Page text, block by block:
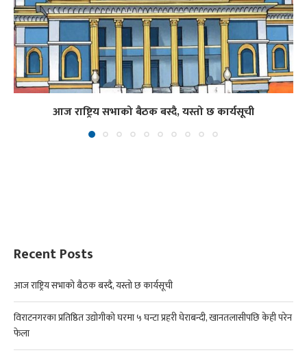
आज राष्ट्रिय सभाको बैठक बस्दै, यस्तो छ कार्यसूची
Recent Posts
आज राष्ट्रिय सभाको बैठक बस्दै, यस्तो छ कार्यसूची
विराटनगरका प्रतिष्ठित उद्योगीको घरमा ५ घन्टा प्रहरी घेराबन्दी, खानतलासीपछि केही परेन
फेला